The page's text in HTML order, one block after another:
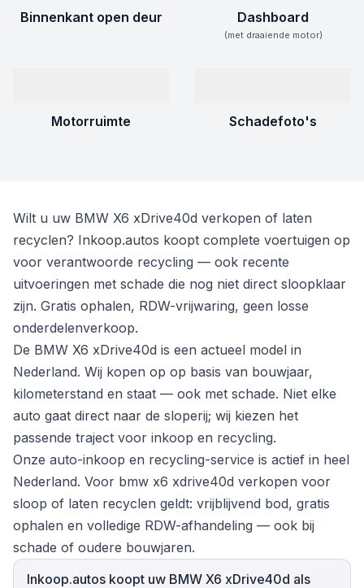
Binnenkant open deur Dashboard
(met draaiende motor)
Motorruimte Schadefoto's
Wilt u uw BMW X6 xDrive40d verkopen of laten
recyclen? Inkoop.autos koopt complete voertuigen op
voor verantwoorde recycling — ook recente
uitvoeringen met schade die nog niet direct sloopklaar
zijn. Gratis ophalen, RDW-vrijwaring, geen losse
onderdelenverkoop.
De BMW X6 xDrive40d is een actueel model in
Nederland. Wij kopen op op basis van bouwjaar,
kilometerstand en staat — ook met schade. Niet elke
auto gaat direct naar de sloperij; wij kiezen het
passende traject voor inkoop en recycling.
Onze auto-inkoop en recycling-service is actief in heel
Nederland. Voor bmw x6 xdrive40d verkopen voor
sloop of laten recyclen geldt: vrijblijvend bod, gratis
ophalen en volledige RDW-afhandeling — ook bij
schade of oudere bouwjaren.
Inkoop.autos koopt uw BMW X6 xDrive40d als